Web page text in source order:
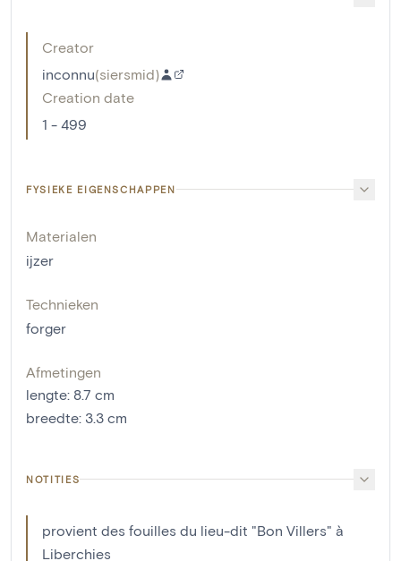
Creator
inconnu(siersmid)
Creation date
1 - 499
FYSIEKE EIGENSCHAPPEN
Materialen
ijzer
Technieken
forger
Afmetingen
lengte: 8.7 cm
breedte: 3.3 cm
NOTITIES
provient des fouilles du lieu-dit "Bon Villers" à
Liberchies